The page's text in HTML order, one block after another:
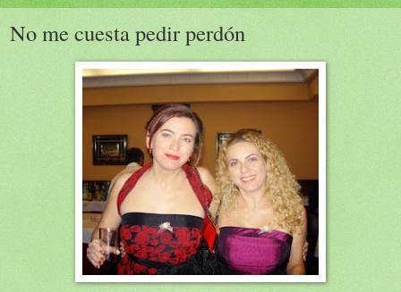
No me cuesta pedir perdón